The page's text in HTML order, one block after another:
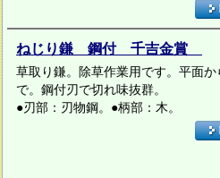
ねじり鎌 鋼付 千吉金賞
草取り鎌。除草作業用です。平面か
で。鋼付刃で切れ味抜群。
●刃部：刃物鋼。●柄部：木。